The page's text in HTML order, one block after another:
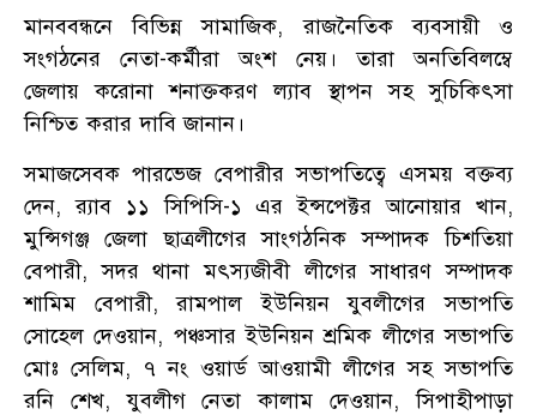
মানববন্ধনে বিভিন্ন সামাজিক, রাজনৈতিক ব্যবসায়ী ও
সংগঠনের নেতা-কর্মীরা অংশ নেয়। তারা অনতিবিলম্বে
জেলায় করোনা শনাক্তকরণ ল্যাব স্থাপন সহ সুচিকিৎসা
নিশ্চিত করার দাবি জানান।
সমাজসেবক পারভেজ বেপারীর সভাপতিত্বে এসময় বক্তব্য
দেন, র‌্যাব ১১ সিপিসি-১ এর ইন্সপেক্টর আনোয়ার খান,
মুন্সিগঞ্জ জেলা ছাত্রলীগের সাংগঠনিক সম্পাদক চিশতিয়া
বেপারী, সদর থানা মৎস্যজীবী লীগের সাধারণ সম্পাদক
শামিম বেপারী, রামপাল ইউনিয়ন যুবলীগের সভাপতি
সোহেল দেওয়ান, পঞ্চসার ইউনিয়ন শ্রমিক লীগের সভাপতি
মোঃ সেলিম, ৭ নং ওয়ার্ড আওয়ামী লীগের সহ সভাপতি
রনি শেখ, যুবলীগ নেতা কালাম দেওয়ান, সিপাহীপাড়া